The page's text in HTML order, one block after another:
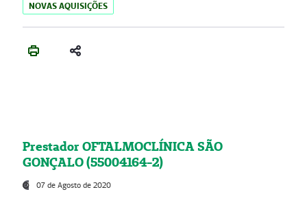
NOVAS AQUISIÇÕES
Prestador OFTALMOCLÍNICA SÃO
GONÇALO (55004164-2)
07 de Agosto de 2020